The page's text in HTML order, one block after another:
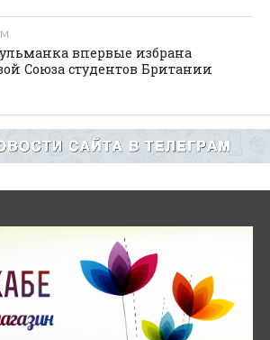
впервые избрана
Союза студентов Британии